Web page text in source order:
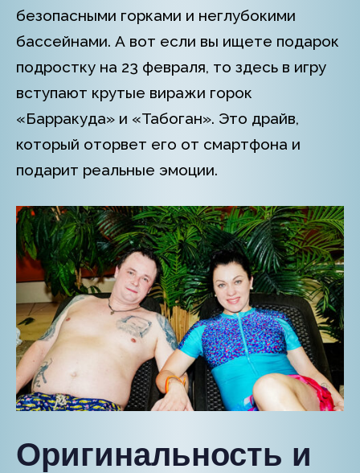
безопасными горками и неглубокими
бассейнами. А вот если вы ищете подарок
подростку на 23 февраля, то здесь в игру
вступают крутые виражи горок
«Барракуда» и «Табоган». Это драйв,
который оторвет его от смартфона и
подарит реальные эмоции.
Оригинальность и